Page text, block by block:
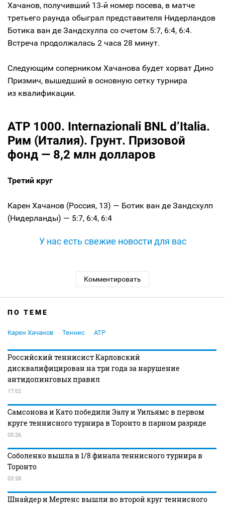
Хачанов, получивший 13‑й номер посева, в матче
третьего раунда обыграл представителя Нидерландов
Ботика ван де Зандсхулпа со счетом 5:7, 6:4, 6:4.
Встреча продолжалась 2 часа 28 минут.
Следующим соперником Хачанова будет хорват Дино
Призмич, вышедший в основную сетку турнира
из квалификации.
ATP 1000. Internazionali BNL d’Italia.
Рим (Италия). Грунт. Призовой
фонд — 8,2 млн долларов
Третий круг
Карен Хачанов (Россия, 13) — Ботик ван де Зандсхулп
(Нидерланды) — 5:7, 6:4, 6:4
У нас есть свежие новости для вас
Комментировать
ПО ТЕМЕ
Карен Хачанов Теннис ATP
Российский теннисист Карловский
дисквалифицирован на три года за нарушение
антидопинговых правил
17:02
Самсонова и Като победили Эалу и Уильямс в первом
круге теннисного турнира в Торонто в парном разряде
05:26
Соболенко вышла в 1/8 финала теннисного турнира в
Торонто
03:58
Шнайдер и Мертенс вышли во второй круг теннисного